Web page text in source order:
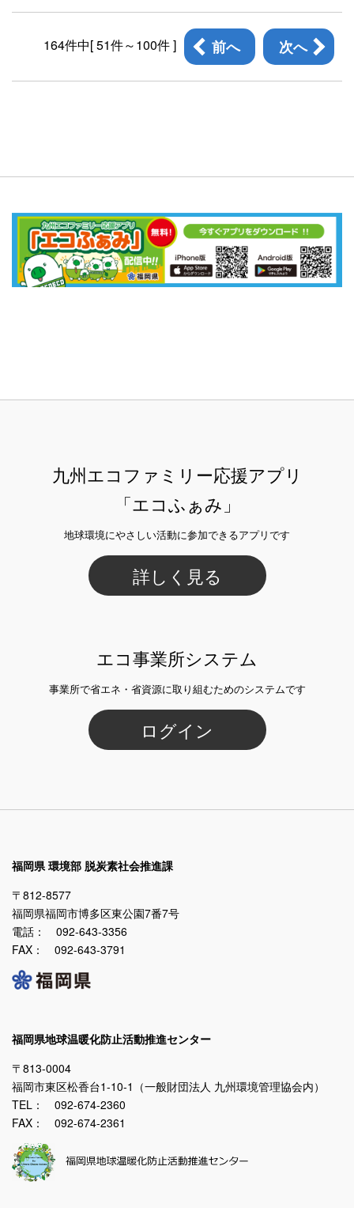
164件中[ 51件～100件 ] 前へ 次へ
九州エコファミリー応援アプリ
「エコふぁみ」
地球環境にやさしい活動に参加できるアプリです
詳しく見る
エコ事業所システム
事業所で省エネ・省資源に取り組むためのシステムです
ログイン
福岡県 環境部 脱炭素社会推進課
〒812-8577
福岡県福岡市博多区東公園7番7号
電話： 092-643-3356
FAX： 092-643-3791
福岡県地球温暖化防止活動推進センター
〒813-0004
福岡市東区松香台1-10-1（一般財団法人 九州環境管理協会内）
TEL： 092-674-2360
FAX： 092-674-2361